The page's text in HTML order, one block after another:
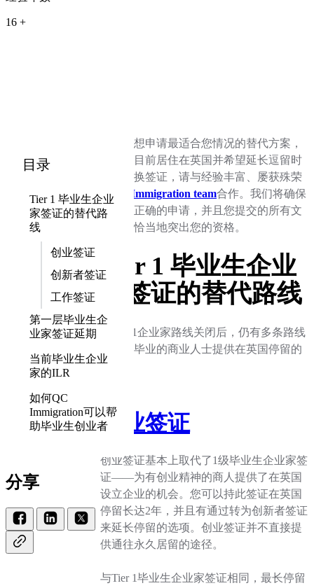
16 +
目录
Tier 1 毕业生企业
家签证的替代路
线
创业签证
创新者签证
工作签证
第一层毕业生企
业家签证延期
当前毕业生企业
家的ILR
如何QC
Immigration可以帮
助毕业生创业者
分享
如果您想申请最适合您情况的替代方案，
或者您目前居住在英国并希望延长逗留时
间或更换签证，请与经验丰富、屡获殊荣
的QC Immigration team合作。我们将确保
您追求正确的申请，并且您提交的所有文
件都能恰当地突出您的资格。
Tier 1 毕业生企业
家签证的替代路线
在Tier 1企业家路线关闭后，仍有多条路线
可以为毕业的商业人士提供在英国停留的
机会。
创业签证
创业签证基本上取代了1级毕业生企业家签
证——为有创业精神的商人提供了在英国
设立企业的机会。您可以持此签证在英国
停留长达2年，并且有通过转为创新者签证
来延长停留的选项。创业签证并不直接提
供通往永久居留的途径。
与Tier 1毕业生企业家签证相同，最长停留